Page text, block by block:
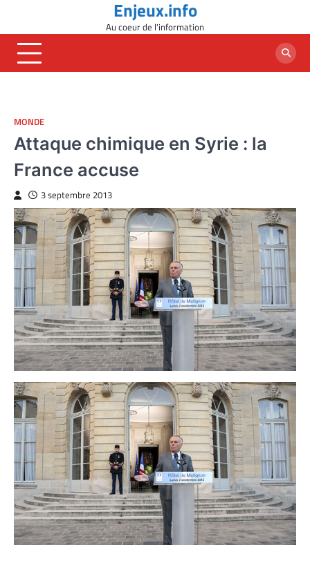
content
Enjeux.info
Au coeur de l'information
MONDE
Attaque chimique en Syrie : la
France accuse
3 septembre 2013